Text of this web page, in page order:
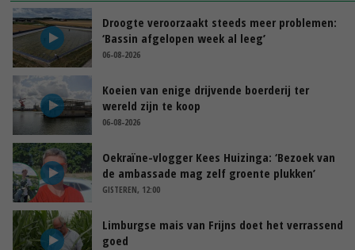
Droogte veroorzaakt steeds meer problemen:
‘Bassin afgelopen week al leeg’
06-08-2026
Koeien van enige drijvende boerderij ter
wereld zijn te koop
06-08-2026
Oekraïne-vlogger Kees Huizinga: ‘Bezoek van
de ambassade mag zelf groente plukken’
GISTEREN, 12:00
Limburgse mais van Frijns doet het verrassend
goed